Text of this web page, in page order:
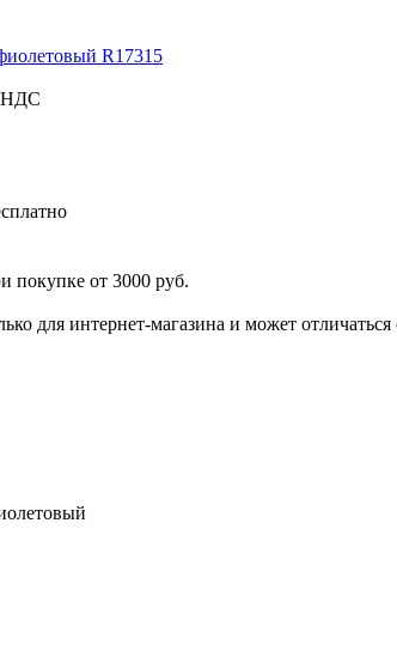
НДС
покупке от 3000 руб.
для интернет-магазина и может